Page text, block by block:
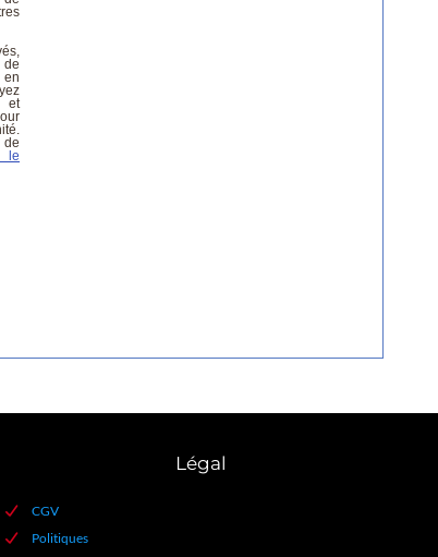
Légal
CGV
Politiques